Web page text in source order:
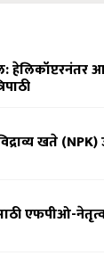
हेलिकॉप्टरनंतर
खते
एफपीओ-